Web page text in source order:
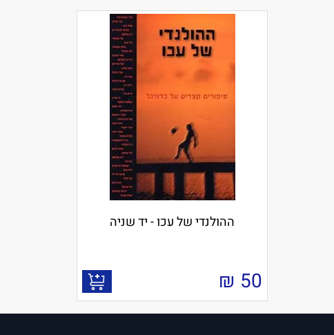
ההולנדי של עכו - יד שניה
50
₪